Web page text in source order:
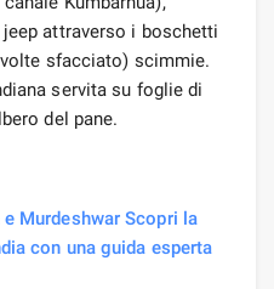
attraverso i boschetti
sfacciato) scimmie.
servita su foglie di
del pane.
Murdeshwar Scopri la
con una guida esperta